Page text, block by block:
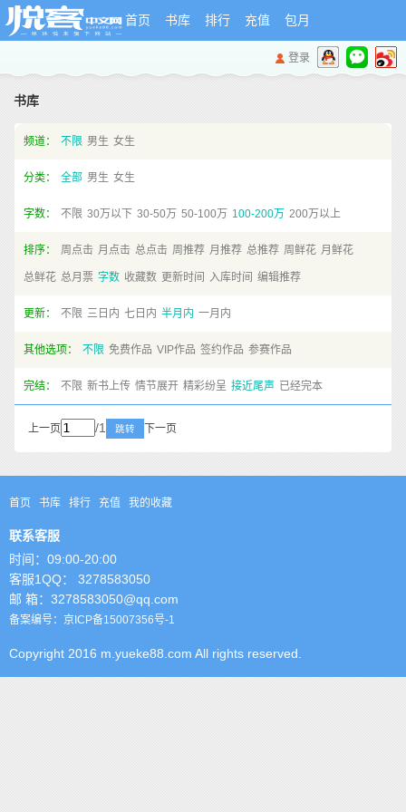
首页 书库 排行 充值 包月
登录
书库
频道： 不限 男生 女生
分类： 全部 男生 女生
字数： 不限 30万以下 30-50万 50-100万 100-200万 200万以上
排序： 周点击 月点击 总点击 周推荐 月推荐 总推荐 周鲜花 月鲜花
总鲜花 总月票 字数 收藏数 更新时间 入库时间 编辑推荐
更新： 不限 三日内 七日内 半月内 一月内
其他选项： 不限 免费作品 VIP作品 签约作品 参赛作品
完结： 不限 新书上传 情节展开 精彩纷呈 接近尾声 已经完本
上一页 /1 跳转 下一页
首页 书库 排行 充值 我的收藏
联系客服
时间：09:00-20:00
客服1QQ： 3278583050
邮 箱：3278583050@qq.com
备案编号：京ICP备15007356号-1
Copyright 2016 m.yueke88.com All rights reserved.